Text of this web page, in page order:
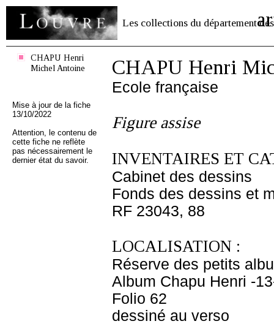
Les collections du département des
CHAPU Henri
Michel Antoine
Mise à jour de la fiche
13/10/2022
Attention, le contenu de
cette fiche ne reflète
pas nécessairement le
dernier état du savoir.
CHAPU Henri
Ecole française
Figure assise
INVENTAIRES ET
Cabinet des dessins
Fonds des dessins et
RF 23043, 88
LOCALISATION :
Réserve des petits
Album Chapu Henri -
Folio 62
dessiné au verso